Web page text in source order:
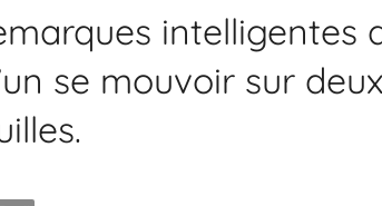
intelligentes
se mouvoir sur